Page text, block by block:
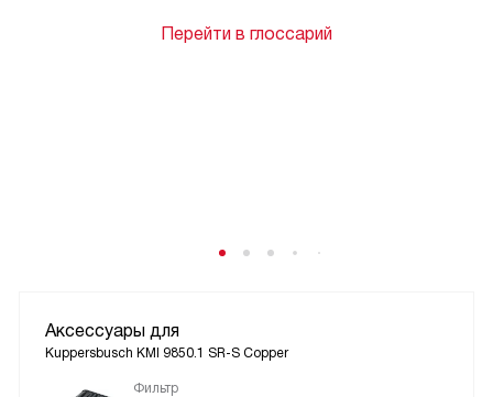
Перейти в глоссарий
Аксессуары для
Kuppersbusch KMI 9850.1 SR-S Copper
Фильтр